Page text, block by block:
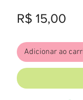
R$ 15,00
Adicionar ao